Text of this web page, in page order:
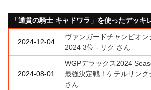
「通貫の騎士 キャドワラ」を使ったデッキ
2024-12-04
ヴァンガードチャンピオ
2024 3位 - リク さん
2024-08-01
WGPデラックス2024
最強決定戦！ケテルサン
さん